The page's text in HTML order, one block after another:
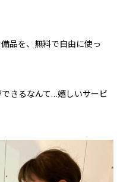
品を、無料で自由に使っ
きるなんて…嬉しいサービ